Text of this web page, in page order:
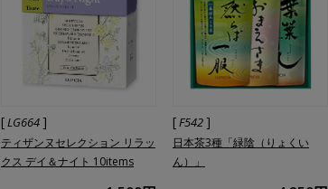
[LG664 ]
ティザンヌセレクション リラッ
クス デイ＆ナイト 10items
[F542 ]
日本茶3種「緑陰（りょくい
ん）」